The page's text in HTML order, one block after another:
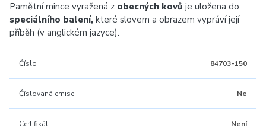
Pamětní mince vyražená z obecných kovů je uložena do
speciálního balení, které slovem a obrazem vypráví její
příběh (v anglickém jazyce).
Číslo 84703-150
Číslovaná emise Ne
Certifikát Není